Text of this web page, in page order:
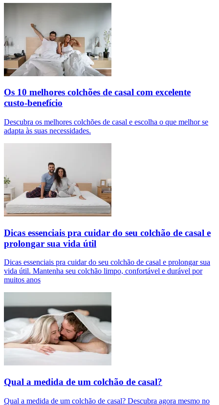
Os 10 melhores colchões de casal com excelente
custo-benefício
Descubra os melhores colchões de casal e escolha o que melhor se
adapta às suas necessidades.
Dicas essenciais pra cuidar do seu colchão de casal e
prolongar sua vida útil
Dicas essenciais pra cuidar do seu colchão de casal e prolongar sua
vida útil. Mantenha seu colchão limpo, confortável e durável por
muitos anos
Qual a medida de um colchão de casal?
Qual a medida de um colchão de casal? Descubra agora mesmo no